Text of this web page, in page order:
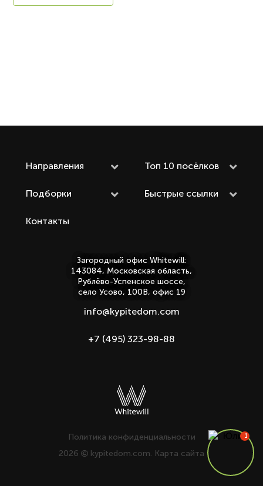
Направления Топ 10 посёлков
Подборки Быстрые ссылки
Контакты
Загородный офис Whitewill:
143084, Московская область,
Рублёво-Успенское шоссе,
село Усово, 100В, офис 19
info@kypitedom.com
+7 (495) 323-98-88
Политика конфиденциальности
2026
kypitedom.com. Карта сайта